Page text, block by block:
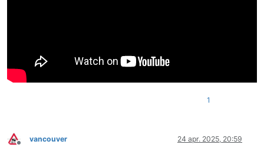
1
Deconectat
vancouver 24 apr. 2025, 20:59